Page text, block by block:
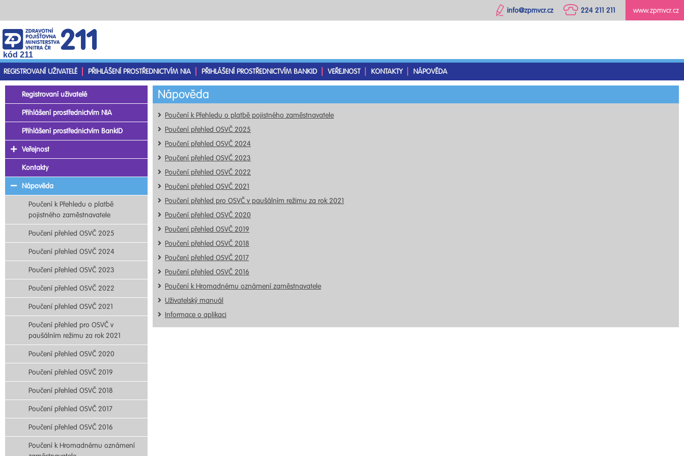
www.zpmvcr.cz
224 211 211
info@zpmvcr.cz
kód 211
REGISTROVANÍ UŽIVATELÉ
PŘIHLÁŠENÍ PROSTŘEDNICTVÍM NIA PŘIHLÁŠENÍ PROSTŘEDNICTVÍM BANKID VEŘEJNOST KONTAKTY NÁPOVĚDA
Nápověda
Poučení k Přehledu o platbě pojistného zaměstnavatele
Poučení přehled OSVČ 2025
Poučení přehled OSVČ 2024
Poučení přehled OSVČ 2023
Poučení přehled OSVČ 2022
Poučení přehled OSVČ 2021
Poučení přehled pro OSVČ v paušálním režimu za rok 2021
Poučení přehled OSVČ 2020
Poučení přehled OSVČ 2019
Poučení přehled OSVČ 2018
Poučení přehled OSVČ 2017
Poučení přehled OSVČ 2016
Poučení k Hromadnému oznámení zaměstnavatele
Uživatelský manuál
Informace o aplikaci
Registrovaní uživatelé
Přihlášení prostřednictvím NIA
Přihlášení prostřednictvím BankID
Veřejnost
Kontakty
Nápověda
Poučení k Přehledu o platbě
pojistného zaměstnavatele
Poučení přehled OSVČ 2025
Poučení přehled OSVČ 2024
Poučení přehled OSVČ 2023
Poučení přehled OSVČ 2022
Poučení přehled OSVČ 2021
Poučení přehled pro OSVČ v
paušálním režimu za rok 2021
Poučení přehled OSVČ 2020
Poučení přehled OSVČ 2019
Poučení přehled OSVČ 2018
Poučení přehled OSVČ 2017
Poučení přehled OSVČ 2016
Poučení k Hromadnému oznámení